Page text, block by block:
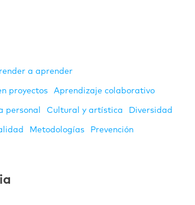
a aprender
proyectos Aprendizaje colaborativo
personal Cultural y artística Diversidad
Metodologías Prevención